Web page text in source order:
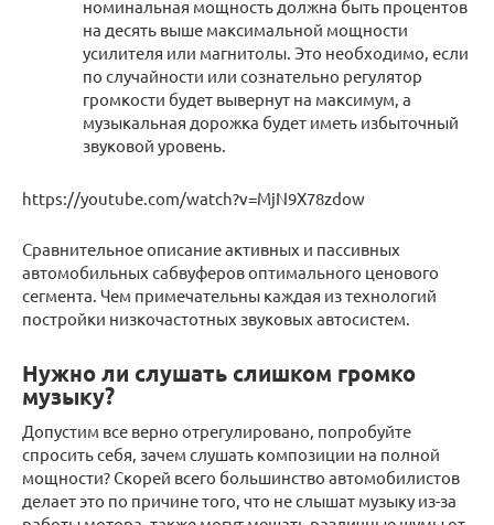
номинальная мощность должна быть процентов
на десять выше максимальной мощности
усилителя или магнитолы. Это необходимо, если
по случайности или сознательно регулятор
громкости будет вывернут на максимум, а
музыкальная дорожка будет иметь избыточный
звуковой уровень.
https://youtube.com/watch?v=MjN9X78zdow
Сравнительное описание активных и пассивных
автомобильных сабвуферов оптимального ценового
сегмента. Чем примечательны каждая из технологий
постройки низкочастотных звуковых автосистем.
Нужно ли слушать слишком громко
музыку?
Допустим все верно отрегулировано, попробуйте
спросить себя, зачем слушать композиции на полной
мощности? Скорей всего большинство автомобилистов
делает это по причине того, что не слышат музыку из-за